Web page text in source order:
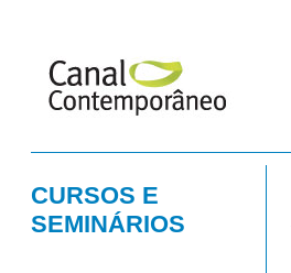
CURSOS E
SEMINÁRIOS